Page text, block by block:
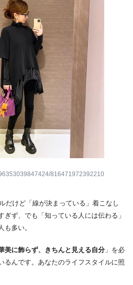
816471972392210
だけど「線が決まっている」着こなし
ず、でも「知っている人には伝わる」
多い。
美に飾らず、きちんと見える自分 」を必
るんです。あなたのライフスタイルに照